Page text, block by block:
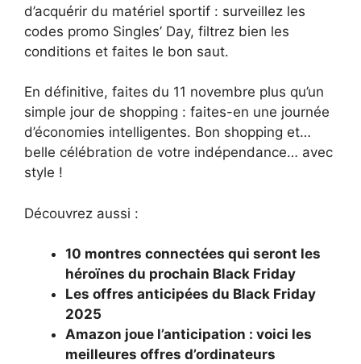
d’acquérir du matériel sportif : surveillez les
codes promo Singles’ Day, filtrez bien les
conditions et faites le bon saut.
En définitive, faites du 11 novembre plus qu’un
simple jour de shopping : faites-en une journée
d’économies intelligentes. Bon shopping et…
belle célébration de votre indépendance… avec
style !
Découvrez aussi :
10 montres connectées qui seront les
héroïnes du prochain Black Friday
Les offres anticipées du Black Friday
2025
Amazon joue l’anticipation : voici les
meilleures offres d’ordinateurs